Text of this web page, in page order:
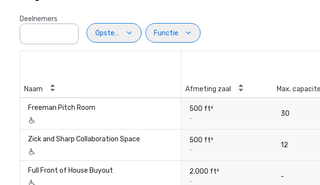
Deelnemers
Opstelling
Functie
Naam Afmeting zaal Max.
Freeman Pitch Room 500 ft²
-
30
Zick and Sharp Collaboration Space 500 ft²
-
12
Full Front of House Buyout 2.000 ft²
-
-